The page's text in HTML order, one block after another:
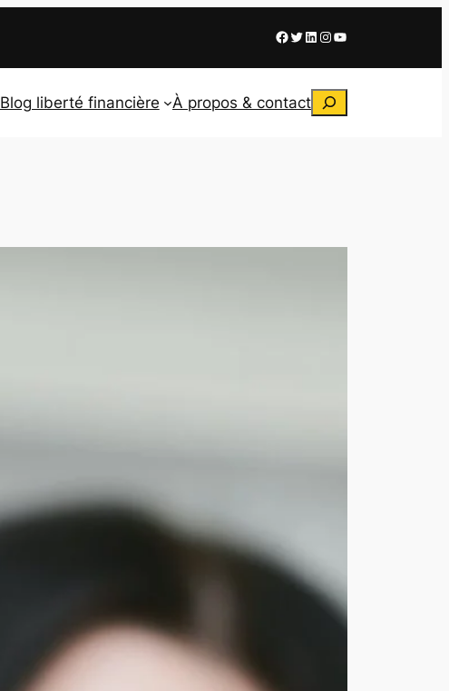
Facebook
X LinkedIn
Instagram
Youtube
Blog liberté financière À propos & contactRechercher